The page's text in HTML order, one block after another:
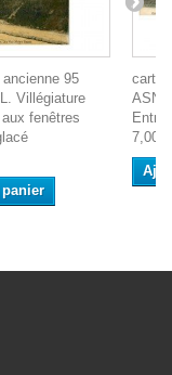
95
Villégiature
fenêtres
carte
7,00 €